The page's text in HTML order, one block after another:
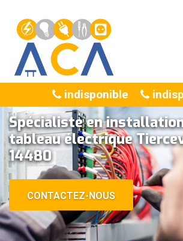
indisponible
Spécialiste en
tableau électrique
14480
CONTACTEZ-NOUS